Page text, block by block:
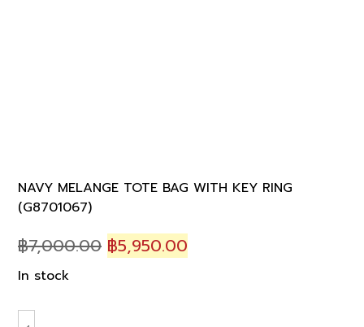
NAVY MELANGE TOTE BAG WITH KEY RING
(G8701067)
฿7,000.00 Original
฿5,950.00
In stock